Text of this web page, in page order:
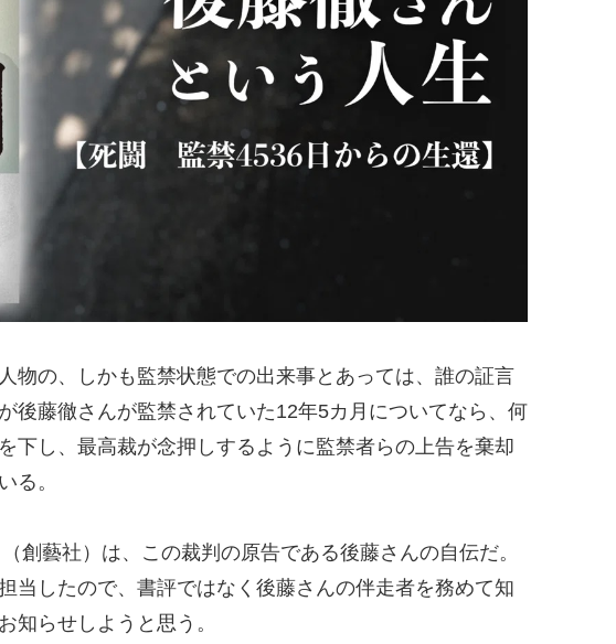
物の、しかも監禁状態での出来事とあっては、誰の証言
後藤徹さんが監禁されていた12年5カ月についてなら、何
下し、最高裁が念押しするように監禁者らの上告を棄却
る。
（創藝社）は、この裁判の原告である後藤さんの自伝だ。
当したので、書評ではなく後藤さんの伴走者を務めて知
知らせしようと思う。